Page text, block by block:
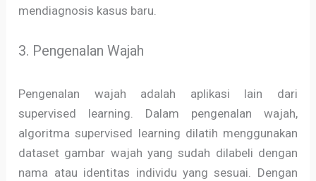
mendiagnosis kasus baru.
3. Pengenalan Wajah
Pengenalan wajah adalah aplikasi lain dari
supervised learning. Dalam pengenalan wajah,
algoritma supervised learning dilatih menggunakan
dataset gambar wajah yang sudah dilabeli dengan
nama atau identitas individu yang sesuai. Dengan